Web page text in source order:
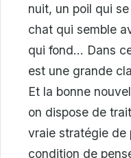
nuit, un poil qui
chat qui semble
qui fond… Dans
est une grande
Et la bonne
on dispose de
vraie stratégie de
condition de